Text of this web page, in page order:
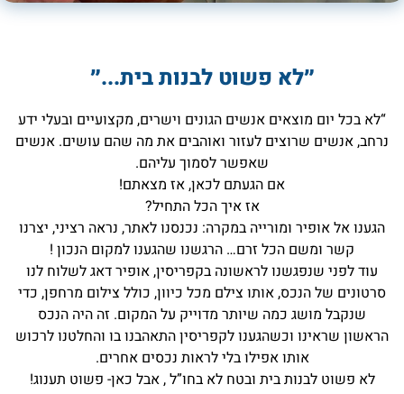
״לא פשוט לבנות בית...״
“לא בכל יום מוצאים אנשים הגונים וישרים, מקצועיים ובעלי ידע
נרחב, אנשים שרוצים לעזור ואוהבים את מה שהם עושים. אנשים
שאפשר לסמוך עליהם.
אם הגעתם לכאן, אז מצאתם!
אז איך הכל התחיל?
הגענו אל אופיר ומורייה במקרה: נכנסנו לאתר, נראה רציני, יצרנו
קשר ומשם הכל זרם… הרגשנו שהגענו למקום הנכון !
עוד לפני שנפגשנו לראשונה בקפריסין, אופיר דאג לשלוח לנו
סרטונים של הנכס, אותו צילם מכל כיוון, כולל צילום מרחפן, כדי
שנקבל מושג כמה שיותר מדוייק על המקום. זה היה הנכס
הראשון שראינו וכשהגענו לקפריסין התאהבנו בו והחלטנו לרכוש
אותו אפילו בלי לראות נכסים אחרים.
לא פשוט לבנות בית ובטח לא בחו”ל , אבל כאן- פשוט תענוג!